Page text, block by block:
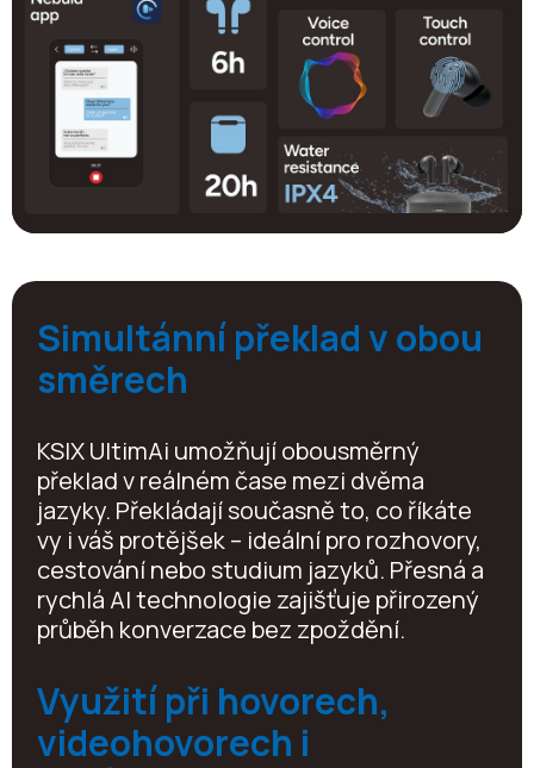
Simultánní překlad v obou
směrech
KSIX UltimAi umožňují obousměrný
překlad v reálném čase mezi dvěma
jazyky. Překládají současně to, co říkáte
vy i váš protějšek – ideální pro rozhovory,
cestování nebo studium jazyků. Přesná a
rychlá AI technologie zajišťuje přirozený
průběh konverzace bez zpoždění.
Využití při hovorech,
videohovorech i